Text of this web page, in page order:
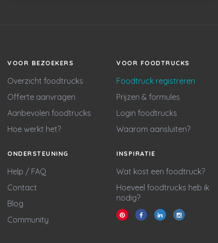
VOOR BEZOEKERS
Overzicht foodtrucks
Offerte aanvragen
Aanbevolen foodtrucks
Hoe werkt het?
VOOR FOODTRUCKS
Foodtruck registreren
Prijzen & formules
Login foodtrucks
Waarom aansluiten?
ONDERSTEUNING
Help / FAQ
Contact
Blog
Community
INSPIRATIE
Wat kost een foodtruck?
Hoeveel foodtrucks heb ik
nodig?